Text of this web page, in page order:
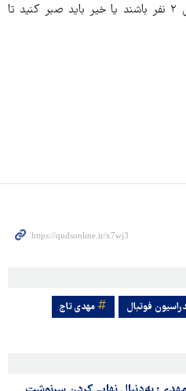
مثبت است ولی اینکه سرمربی این ۲ نفر باشند یا خیر باید صبر کنید تا
فوتبال مهدی تاج